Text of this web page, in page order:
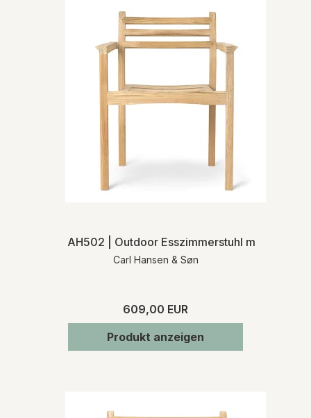
AH502 | Outdoor Esszimmerstuhl mit
Carl Hansen & Søn
609,00 EUR
Produkt anzeigen